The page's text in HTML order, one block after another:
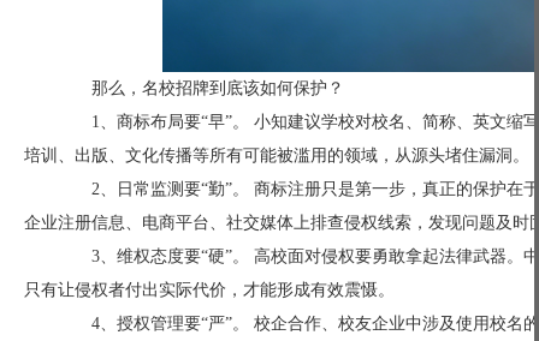
那么，名校招牌到底该如何保护？
1、商标布局要“早”。 小知建议学校对校名、简称、英文缩
培训、出版、文化传播等所有可能被滥用的领域，从源头堵住漏洞。
2、日常监测要“勤”。 商标注册只是第一步，真正的保护在
企业注册信息、电商平台、社交媒体上排查侵权线索，发现问题及时
3、维权态度要“硬”。 高校面对侵权要勇敢拿起法律武器。
只有让侵权者付出实际代价，才能形成有效震慑。
4、授权管理要“严”。 校企合作、校友企业中涉及使用校名